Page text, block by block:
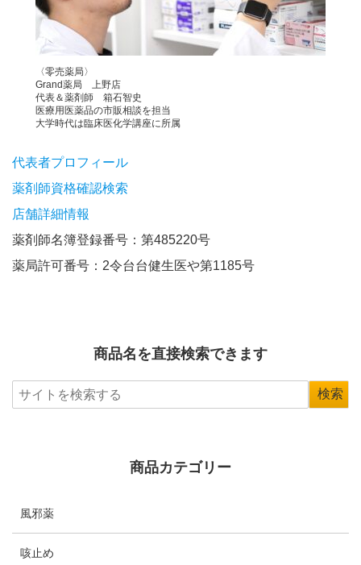
〈零売薬局〉
Grand薬局 上野店
代表＆薬剤師 箱石智史
医療用医薬品の市販相談を担当
大学時代は臨床医化学講座に所属
代表者プロフィール
薬剤師資格確認検索
店舗詳細情報
薬剤師名簿登録番号：第485220号
薬局許可番号：2令台台健生医や第1185号
商品名を直接検索できます
商品カテゴリー
風邪薬
咳止め